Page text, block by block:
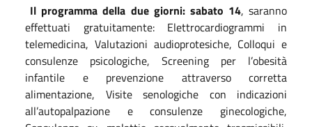
Il programma della due giorni: sabato 14, saranno
effettuati gratuitamente: Elettrocardiogrammi in
telemedicina, Valutazioni audioprotesiche, Colloqui e
consulenze psicologiche, Screening per l’obesità
infantile e prevenzione attraverso corretta
alimentazione, Visite senologiche con indicazioni
all’autopalpazione e consulenze ginecologiche,